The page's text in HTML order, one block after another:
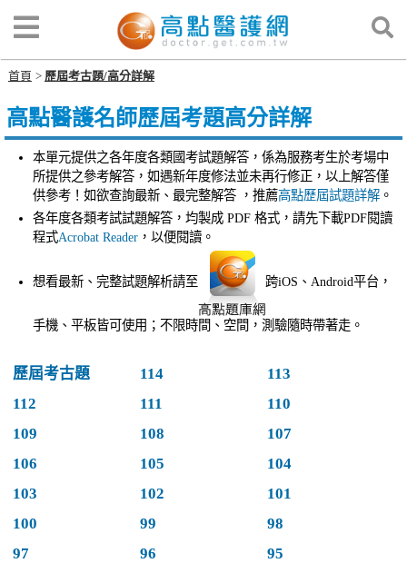
首頁 歷屆考古題/高分詳解
高點醫護名師歷屆考題高分詳解
本單元提供之各年度各類國考試題解答，係為服務考生於考場中
所提供之參考解答，如遇新年度修法並未再行修正，以上解答僅
供參考！如欲查詢最新、最完整解答 ，推薦高點歷屆試題詳解。
各年度各類考試試題解答，均製成 PDF 格式，請先下載PDF閱讀
程式Acrobat Reader，以便閱讀。
想看最新、完整試題解析請至 跨iOS、Android平台，
手機、平板皆可使用；不限時間、空間，測驗隨時帶著走。
歷屆考古題 114
113
112
111
110
109
108
107
106
105
104
103
102
101
100
99
98
97
96
95